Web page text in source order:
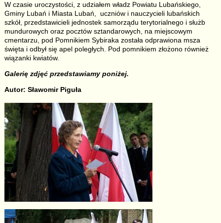
W czasie uroczystości, z udziałem władz Powiatu Lubańskiego,
Gminy Lubań i Miasta Lubań, uczniów i nauczycieli lubańskich
szkół, przedstawicieli jednostek samorządu terytorialnego i służb
mundurowych oraz pocztów sztandarowych, na miejscowym
cmentarzu, pod Pomnikiem Sybiraka została odprawiona msza
święta i odbył się apel poległych. Pod pomnikiem złożono również
wiązanki kwiatów.
Galerię zdjęć przedstawiamy poniżej.
Autor: Sławomir Piguła